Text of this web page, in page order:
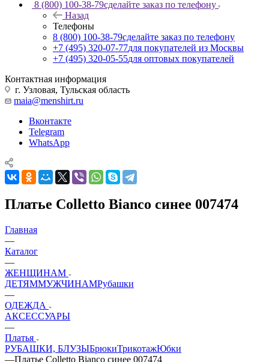
8 (800) 100-38-79сделайте заказ по телефону
Назад
Телефоны
8 (800) 100-38-79сделайте заказ по телефону
+7 (495) 320-07-77для покупателей из Москвы
+7 (495) 320-05-55для оптовых покупателей
Контактная информация
г. Узловая, Тульская область
maia@menshirt.ru
Вконтакте
Telegram
WhatsApp
Платье Colletto Bianco синее 007474
Главная
—
Каталог
—
ЖЕНЩИНАМ
ДЕТЯММУЖЧИНАМРубашки
—
ОДЕЖДА
АКСЕССУАРЫ
—
Платья
РУБАШКИ, БЛУЗЫБрюкиТрикотажЮбки
—Платье Colletto Bianco синее 007474